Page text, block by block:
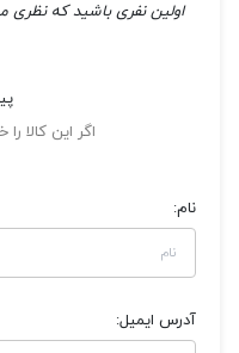
اولین نفری باشید که نظری
اگر این کالا
نام:
آدرس ایمیل: